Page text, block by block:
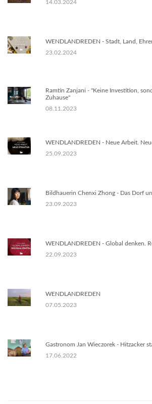
14.03.2024
WENDLANDREDEN - Stadt, Land,
23.02.2024
Ramtin Zanjani - "Keine Investition,
Zuhause"
08.11.2023
WENDLANDREDEN - Neue Arbeit.
25.09.2023
Bildhauerin Chenxi Zhong - Das Dorf
23.09.2023
WENDLANDREDEN - Global denken.
22.09.2023
WENDLANDREDEN
07.05.2023
Gastronom Jan Wieczorek - Hitzacker
17.06.2022